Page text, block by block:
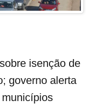
isenção de
governo alerta